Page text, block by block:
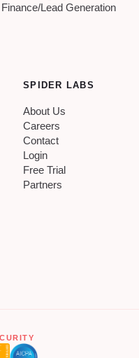
Finance/Lead Generation
SPIDER LABS
About Us
Careers
Contact
Login
Free Trial
Partners